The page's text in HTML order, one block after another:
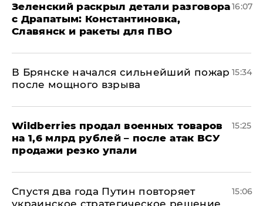
​Зеленский раскрыл детали разговора
с Драпатым: Константиновка,
Славянск и ракеты для ПВО
16:07
В Брянске начался сильнейший пожар
после мощного взрыва
15:34
​Wildberries продал военных товаров
на 1,6 млрд рублей – после атак ВСУ
продажи резко упали
15:25
Спустя два года Путин повторяет
украинское стратегическое решение
15:06